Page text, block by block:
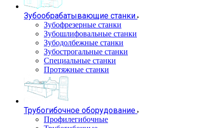
Зубообрабатывающие станки
Зубофрезерные станки
Зубошлифовальные станки
Зубодолбежные станки
Зубострогальные станки
Специальные станки
Протяжные станки
Трубогибочное оборудование
Профилегибочные